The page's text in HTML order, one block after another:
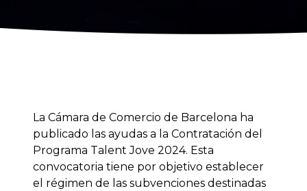
La Cámara de Comercio de Barcelona ha
publicado las ayudas a la Contratación del
Programa Talent Jove 2024. Esta
convocatoria tiene por objetivo establecer
el régimen de las subvenciones destinadas